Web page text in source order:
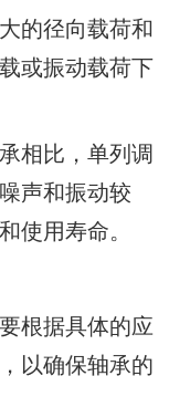
的径向载荷和
或振动载荷下
相比，单列调
声和振动较
使用寿命。
根据具体的应
以确保轴承的